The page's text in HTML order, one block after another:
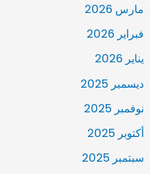
مارس 2026
فبراير 2026
يناير 2026
ديسمبر 2025
نوفمبر 2025
أكتوبر 2025
سبتمبر 2025